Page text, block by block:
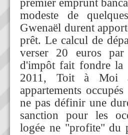
premier emprunt
modeste de
Gwenaël durent
prêt. Le calcul de
verser 20 euros
d'impôt fait fondre la
2011, Toit à Moi
appartements
ne pas définir une
sanction pour les
logée ne "profite" du